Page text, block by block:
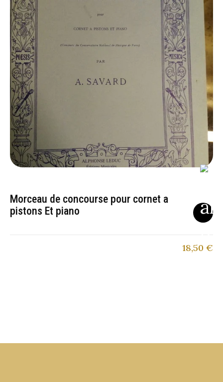
Morceau de concourse pour cornet a
pistons Et piano
18,50 €